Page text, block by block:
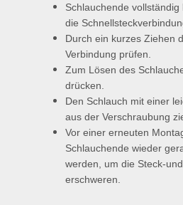
Schlauchende vollständig
die
Durch ein kurzes Ziehen
Verbindung prüfen.
Zum Lösen des
drücken.
Den Schlauch mit einer
aus der Verschraubung
Vor einer erneuten
Schlauchende wieder
werden, um die Steck-
erschweren.